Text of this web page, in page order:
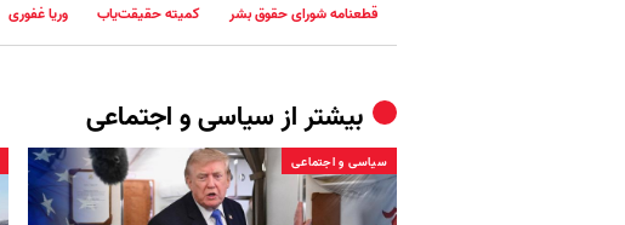
قطعنامه شورای حقوق بشر
کمیته حقیقت‌یاب وریا غفوری
بیشتر ازسیاسی و اجتماعی
سیاسی و اجتماعی